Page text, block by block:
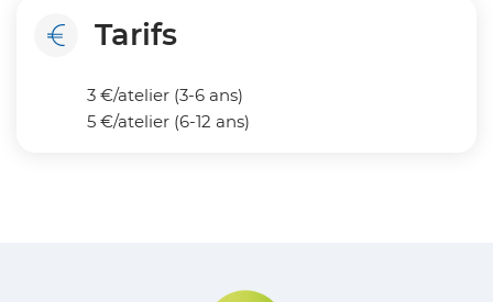
Tarifs
3 €/atelier (3-6 ans)
5 €/atelier (6-12 ans)